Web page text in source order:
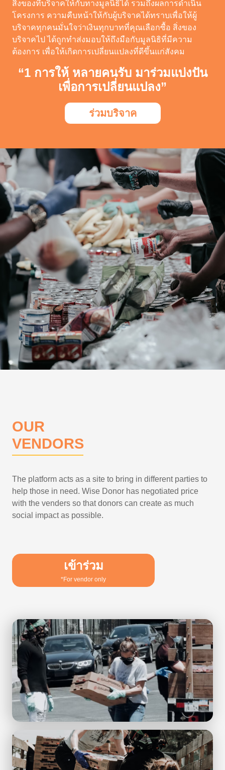
สิ่งของที่บริจาคให้กับทางมูลนิธิได้ รวมถึงผลการดำเนิน
โครงการ ความคืบหน้าให้กับผู้บริจาคได้ทราบเพื่อให้ผู้
บริจาคทุกคนมั่นใจว่าเงินทุกบาทที่คุณเลือกซื้อ สิ่งของ
บริจาคไป ได้ถูกทำส่งมอบให้ถึงมือกับมูลนิธิที่มีความ
ต้องการ เพื่อให้เกิดการเปลี่ยนแปลงที่ดีขึ้นแก่สังคม
“1 การให้ หลายคนรับ มาร่วมแบ่งปัน
เพื่อการเปลี่ยนแปลง”
ร่วมบริจาค
OUR
VENDORS
The platform acts as a site to bring in different parties to
help those in need. Wise Donor has negotiated price
with the venders so that donors can create as much
social impact as possible.
เข้าร่วม
*For vendor only